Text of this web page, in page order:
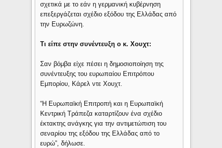
σχετικά με το εάν η γερμανική κυβέρνηση
επεξεργάζεται σχέδιο εξόδου της Ελλάδας από
την Ευρωζώνη.
Τι είπε στην συνέντευξη ο κ. Χουχτ:
Σαν βόμβα είχε πέσει η δημοσιοποίηση της
συνέντευξης του ευρωπαίου Επιτρόπου
Εμπορίου, Κάρελ ντε Χουχτ.
“Η Ευρωπαϊκή Επιτροπή και η Ευρωπαϊκή
Κεντρική Τράπεζα καταρτίζουν ένα σχέδιο
έκτακτης ανάγκης για την αντιμετώπιση του
σεναρίου της εξόδου της Ελλάδας από το
ευρώ”, δήλωσε.